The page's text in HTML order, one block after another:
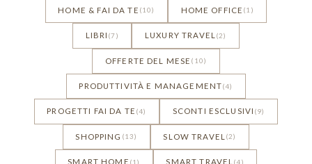
HOME & FAI DA TE (10) HOME OFFICE (1)
LIBRI (7) LUXURY TRAVEL (2)
OFFERTE DEL MESE (10)
PRODUTTIVITÀ E MANAGEMENT(4)
PROGETTI FAI DA TE (4) SCONTI ESCLUSIVI (9)
SHOPPING (13) SLOW TRAVEL (2)
SMART HOME (1) SMART TRAVEL (4)